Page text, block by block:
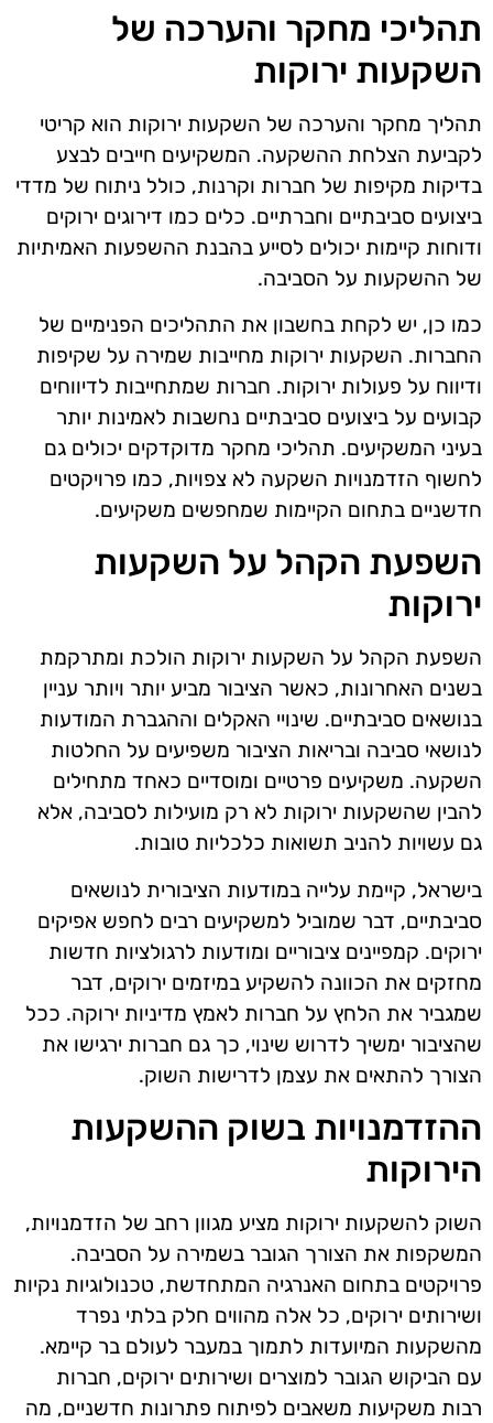
תהליכי מחקר והערכה של
השקעות ירוקות
תהליך מחקר והערכה של השקעות ירוקות הוא קריטי
לקביעת הצלחת ההשקעה. המשקיעים חייבים לבצע
בדיקות מקיפות של חברות וקרנות, כולל ניתוח של מדדי
ביצועים סביבתיים וחברתיים. כלים כמו דירוגים ירוקים
ודוחות קיימות יכולים לסייע בהבנת ההשפעות האמיתיות
של ההשקעות על הסביבה.
כמו כן, יש לקחת בחשבון את התהליכים הפנימיים של
החברות. השקעות ירוקות מחייבות שמירה על שקיפות
ודיווח על פעולות ירוקות. חברות שמתחייבות לדיווחים
קבועים על ביצועים סביבתיים נחשבות לאמינות יותר
בעיני המשקיעים. תהליכי מחקר מדוקדקים יכולים גם
לחשוף הזדמנויות השקעה לא צפויות, כמו פרויקטים
חדשניים בתחום הקיימות שמחפשים משקיעים.
השפעת הקהל על השקעות
ירוקות
השפעת הקהל על השקעות ירוקות הולכת ומתרקמת
בשנים האחרונות, כאשר הציבור מביע יותר ויותר עניין
בנושאים סביבתיים. שינויי האקלים וההגברת המודעות
לנושאי סביבה ובריאות הציבור משפיעים על החלטות
השקעה. משקיעים פרטיים ומוסדיים כאחד מתחילים
להבין שהשקעות ירוקות לא רק מועילות לסביבה, אלא
גם עשויות להניב תשואות כלכליות טובות.
בישראל, קיימת עלייה במודעות הציבורית לנושאים
סביבתיים, דבר שמוביל למשקיעים רבים לחפש אפיקים
ירוקים. קמפיינים ציבוריים ומודעות לרגולציות חדשות
מחזקים את הכוונה להשקיע במיזמים ירוקים, דבר
שמגביר את הלחץ על חברות לאמץ מדיניות ירוקה. ככל
שהציבור ימשיך לדרוש שינוי, כך גם חברות ירגישו את
הצורך להתאים את עצמן לדרישות השוק.
ההזדמנויות בשוק ההשקעות
הירוקות
השוק להשקעות ירוקות מציע מגוון רחב של הזדמנויות,
המשקפות את הצורך הגובר בשמירה על הסביבה.
פרויקטים בתחום האנרגיה המתחדשת, טכנולוגיות נקיות
ושירותים ירוקים, כל אלה מהווים חלק בלתי נפרד
מהשקעות המיועדות לתמוך במעבר לעולם בר קיימא.
עם הביקוש הגובר למוצרים ושירותים ירוקים, חברות
רבות משקיעות משאבים לפיתוח פתרונות חדשניים, מה